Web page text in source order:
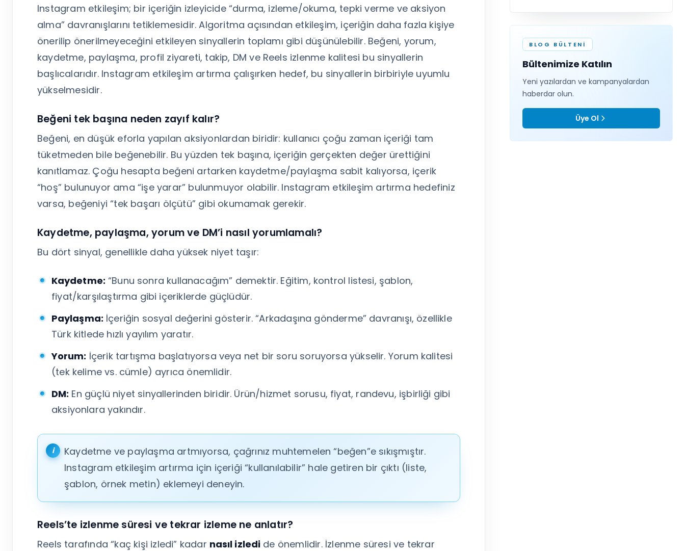
Instagram etkileşim; bir içeriğin izleyicide “durma, izleme/okuma, tepki verme ve aksiyon
alma” davranışlarını tetiklemesidir. Algoritma açısından etkileşim, içeriğin daha fazla kişiye
önerilip önerilmeyeceğini etkileyen sinyallerin toplamı gibi düşünülebilir. Beğeni, yorum,
kaydetme, paylaşma, profil ziyareti, takip, DM ve Reels izlenme kalitesi bu sinyallerin
başlıcalarıdır. Instagram etkileşim artırma çalışırken hedef, bu sinyallerin birbiriyle uyumlu
yükselmesidir.
Beğeni tek başına neden zayıf kalır?
Beğeni, en düşük eforla yapılan aksiyonlardan biridir: kullanıcı çoğu zaman içeriği tam
tüketmeden bile beğenebilir. Bu yüzden tek başına, içeriğin gerçekten değer ürettiğini
kanıtlamaz. Çoğu hesapta beğeni artarken kaydetme/paylaşma sabit kalıyorsa, içerik
“hoş” bulunuyor ama “işe yarar” bulunmuyor olabilir. Instagram etkileşim artırma hedefiniz
varsa, beğeniyi “tek başarı ölçütü” gibi okumamak gerekir.
Kaydetme, paylaşma, yorum ve DM’i nasıl yorumlamalı?
Bu dört sinyal, genellikle daha yüksek niyet taşır:
Kaydetme: “Bunu sonra kullanacağım” demektir. Eğitim, kontrol listesi, şablon,
fiyat/karşılaştırma gibi içeriklerde güçlüdür.
Paylaşma: İçeriğin sosyal değerini gösterir. “Arkadaşına gönderme” davranışı, özellikle
Türk kitlede hızlı yayılım yaratır.
Yorum: İçerik tartışma başlatıyorsa veya net bir soru soruyorsa yükselir. Yorum kalitesi
(tek kelime vs. cümle) ayrıca önemlidir.
DM: En güçlü niyet sinyallerinden biridir. Ürün/hizmet sorusu, fiyat, randevu, işbirliği gibi
aksiyonlara yakındır.
Kaydetme ve paylaşma artmıyorsa, çağrınız muhtemelen “beğen”e sıkışmıştır.
Instagram etkileşim artırma için içeriği “kullanılabilir” hale getiren bir çıktı (liste,
şablon, örnek metin) eklemeyi deneyin.
Reels’te izlenme süresi ve tekrar izleme ne anlatır?
Reels tarafında “kaç kişi izledi” kadar nasıl izledi de önemlidir. İzlenme süresi ve tekrar
BLOG BÜLTENI
Bültenimize Katılın
Yeni yazılardan ve kampanyalardan
haberdar olun.
Üye Ol